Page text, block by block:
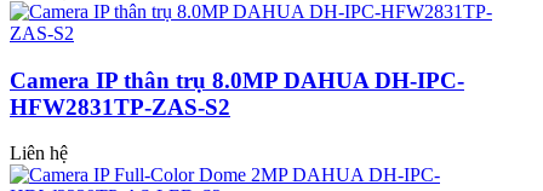
Camera IP thân trụ 8.0MP DAHUA DH-IPC-
HFW2831TP-ZAS-S2
Liên hệ